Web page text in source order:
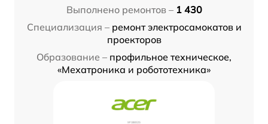
Выполнено ремонтов – 1 430
Специализация – ремонт электросамокатов и
проекторов
Образование – профильное техническое,
«Мехатроника и робототехника»